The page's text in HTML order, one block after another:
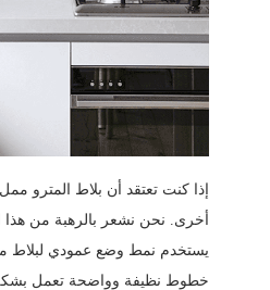
إذا كنت تعتقد أن بلاط المترو
يستخدم نمط وضع عمودي لبلاط
خطوط نظيفة وواضحة تعمل